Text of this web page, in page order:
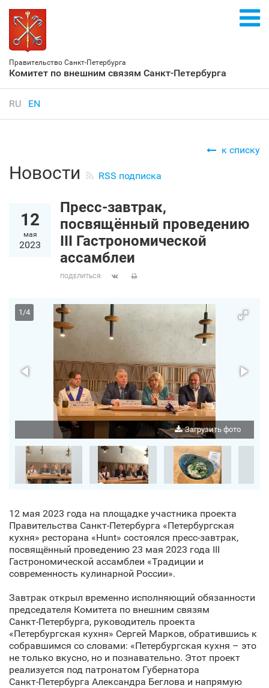
Правительство Санкт‑Петербурга
Комитет по внешним связям Санкт‑Петербурга
RU EN
к списку
Новости RSS подписка
12
мая
2023
Пресс-завтрак,
посвящённый проведению
III Гастрономической
ассамблеи
ПОДЕЛИТЬСЯ:
Загрузить фото
1/4
12 мая 2023 года на площадке участника проекта
Правительства Санкт‑Петербурга «Петербургская
кухня» ресторана «Hunt» состоялся пресс-завтрак,
посвящённый проведению 23 мая 2023 года III
Гастрономической ассамблеи «Традиции и
современность кулинарной России».
Завтрак открыл временно исполняющий обязанности
председателя Комитета по внешним связям
Санкт‑Петербурга, руководитель проекта
«Петербургская кухня» Сергей Марков, обратившись к
собравшимся со словами: «Петербургская кухня – это
не только вкусно, но и познавательно. Этот проект
реализуется под патронатом Губернатора
Санкт‑Петербурга Александра Беглова и напрямую